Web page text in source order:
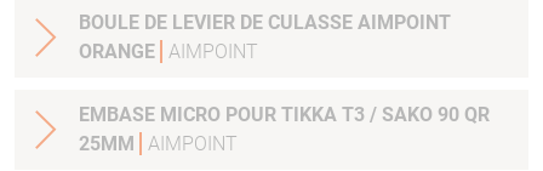
BOULE DE LEVIER DE CULASSE AIMPOINT
ORANGE AIMPOINT
EMBASE MICRO POUR TIKKA T3 / SAKO 90 QR
25MM
AIMPOINT